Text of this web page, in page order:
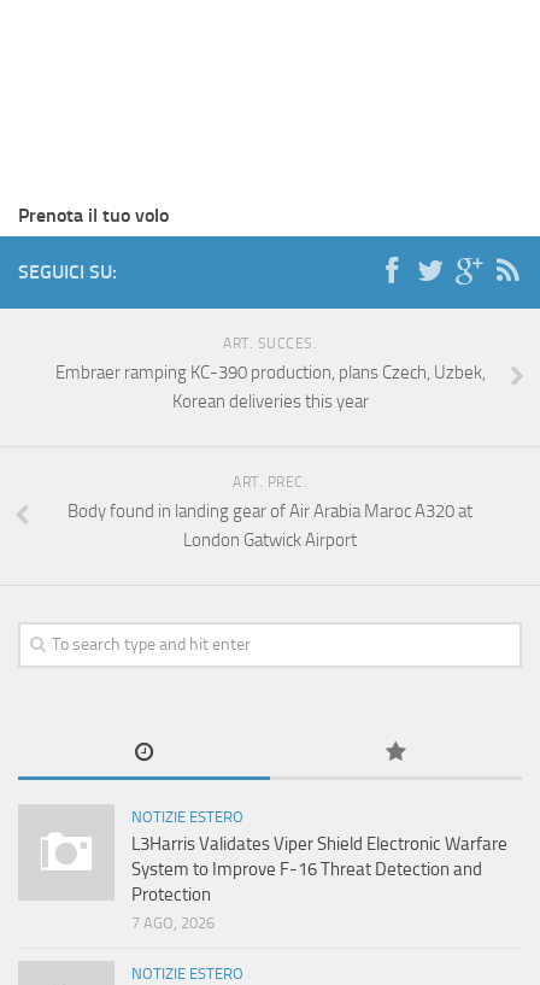
Prenota il tuo volo
SEGUICI SU:
ART. SUCCES.
Embraer ramping KC-390 production, plans Czech, Uzbek,
Korean deliveries this year
ART. PREC.
Body found in landing gear of Air Arabia Maroc A320 at
London Gatwick Airport
NOTIZIE ESTERO
L3Harris Validates Viper Shield Electronic Warfare
System to Improve F-16 Threat Detection and
Protection
7 AGO, 2026
NOTIZIE ESTERO